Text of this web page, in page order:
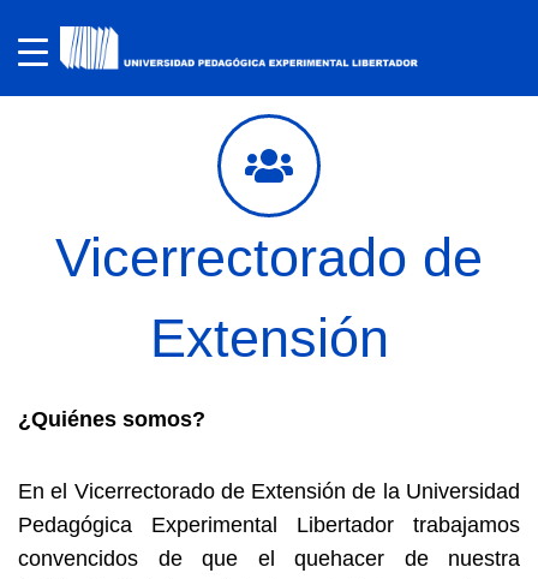
Vicerrectorado de
Extensión
¿Quiénes somos?
En el Vicerrectorado de Extensión de la Universidad
Pedagógica Experimental Libertador trabajamos
convencidos de que el quehacer de nuestra